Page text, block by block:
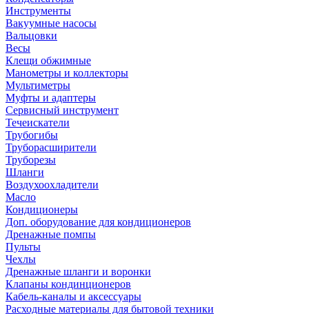
Инструменты
Вакуумные насосы
Вальцовки
Весы
Клещи обжимные
Манометры и коллекторы
Мультиметры
Муфты и адаптеры
Сервисный инструмент
Течеискатели
Трубогибы
Труборасширители
Труборезы
Шланги
Воздухоохладители
Масло
Кондиционеры
Доп. оборудование для кондиционеров
Дренажные помпы
Пульты
Чехлы
Дренажные шланги и воронки
Клапаны кондинционеров
Кабель-каналы и аксессуары
Расходные материалы для бытовой техники